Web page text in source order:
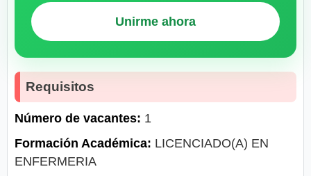
Unirme ahora
Requisitos
Número de vacantes: 1
Formación Académica: LICENCIADO(A) EN
ENFERMERIA